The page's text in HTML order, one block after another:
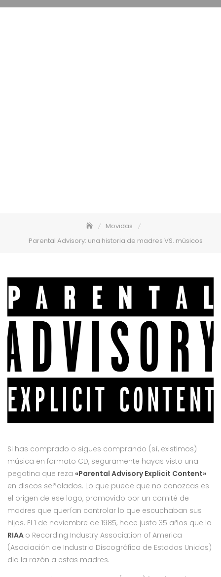
Movidas
Parental Advisory: una historia de madres VS. músicos
Si has comprado o sigues comprando (sí, existimos)
música en formato CD, seguramente hayas visto una
pegatina que reza «Parental Advisory Explicit Content»
en discos señalados. Lo que puede que no conozcas es
el origen de ese logo, promovido por un comité de
madres que querían controlar lo que escuchaban sus
hijos. El 1 de noviembre de 1985, hace justo 35 años que la
RIAA o Recording Industry Association of America
(Asociación de Industria Discográfica de Estados Unidos)
dio la razón a estas madres.